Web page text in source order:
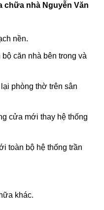
chữa nhà Nguyễn Văn
nền.
căn nhà bên trong và
phòng thờ trên sân
cửa mới thay hệ thống
toàn bộ hệ thống trần
khác.